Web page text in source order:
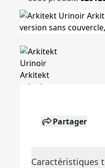
Partager
Caractéristiques